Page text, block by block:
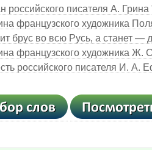
российского писателя А. Грина
французского художника
брус во всю Русь, а станет —
французского художника Ж.
российского писателя И. А.